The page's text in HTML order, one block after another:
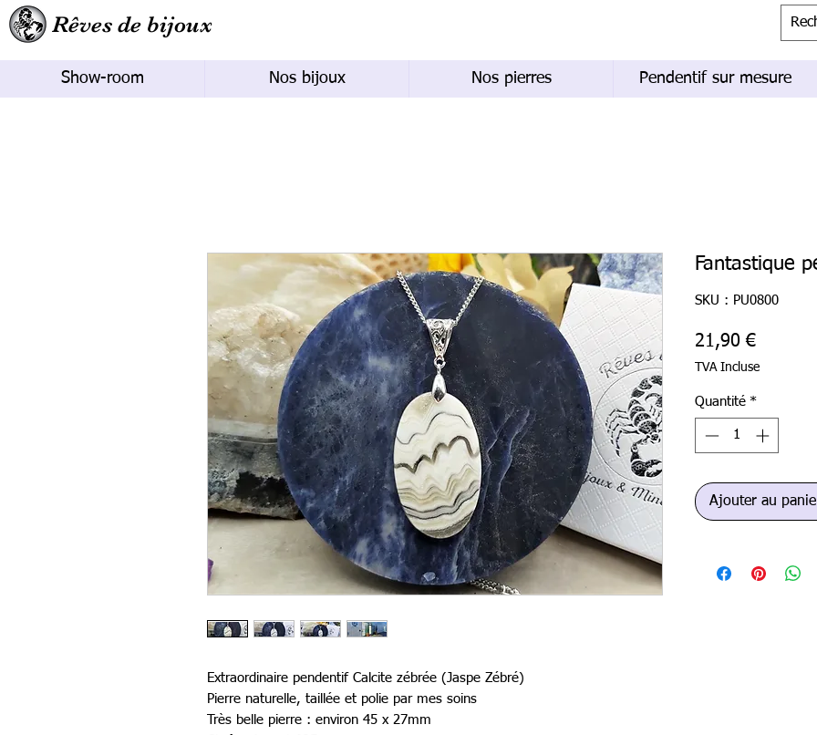
Rêves de bijoux
Show-room Nos bijoux Nos pierres Pendentif sur mesure
Extraordinaire pendentif Calcite zébrée (Jaspe Zébré)
Pierre naturelle, taillée et polie par mes soins
Très belle pierre : environ 45 x 27mm
Fantastique
SKU : PU0800
21,90 €Prix
TVA Incluse
Quantité *
Ajouter au